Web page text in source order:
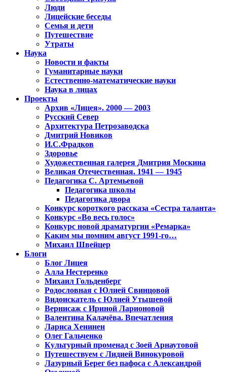
Люди
Лицейские беседы
Семья и дети
Путешествие
Утраты
Наука
Новости и факты
Гуманитарные науки
Естественно-математические науки
Наука в лицах
Проекты
Архив «Лицея». 2000 — 2003
Русский Север
Архитектура Петрозаводска
Дмитрий Новиков
И.С.Фрадков
Здоровье
Художественная галерея Дмитрия Москина
Великая Отечественная. 1941 — 1945
Педагогика С. Артемьевой
Педагогика школы
Педагогика двора
Конкурс короткого рассказа «Сестра таланта»
Конкурс «Во весь голос»
Конкурс новой драматургии «Ремарка»
Каким мы помним август 1991-го…
Михаил Швейцер
Блоги
Блог Лицея
Алла Нестеренко
Михаил Гольденберг
Родословная с Юлией Свинцовой
Видоискатель с Юлией Утышевой
Вернисаж с Ириной Ларионовой
Валентина Калачёва. Впечатления
Лариса Хенинен
Олег Гальченко
Культурный променад с Зоей Арнаутовой
Путешествуем с Лидией Винокуровой
Лазурный Берег без пафоса с Александрой